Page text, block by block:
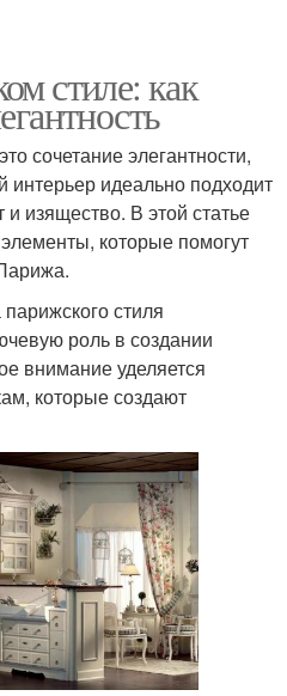
стиле: как
сочетание элегантности,
интерьер идеально подходит
изящество. В этой статье
которые помогут
стиля
роль в создании
внимание уделяется
которые создают